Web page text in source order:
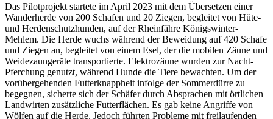
Das Pilotprojekt startete im April 2023 mit dem Übersetzen einer
Wanderherde von 200 Schafen und 20 Ziegen, begleitet von Hüte-
und Herdenschutzhunden, auf der Rheinfähre Königswinter-
Mehlem. Die Herde wuchs während der Beweidung auf 420 Schafe
und Ziegen an, begleitet von einem Esel, der die mobilen Zäune und
Weidezaungeräte transportierte. Elektrozäune wurden zur Nacht-
Pferchung genutzt, während Hunde die Tiere bewachten. Um der
vorübergehenden Futterknappheit infolge der Sommerdürre zu
begegnen, sicherte sich der Schäfer durch Absprachen mit örtlichen
Landwirten zusätzliche Futterflächen. Es gab keine Angriffe von
Wölfen auf die Herde. Jedoch führten Probleme mit freilaufenden